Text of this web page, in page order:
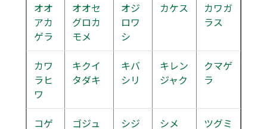
オオ
アカ
ゲラ
オオセ
グロカ
モメ
オジ
ロワ
シ
カケス
カワガ
ラス
カワ
ラヒ
ワ
キクイ
タダキ
キバ
シリ
キレン
ジャク
クマゲ
ラ
コゲ
ゴジュ
シジ
シメ ツグミ